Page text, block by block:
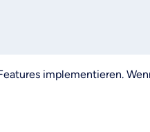
implementieren.